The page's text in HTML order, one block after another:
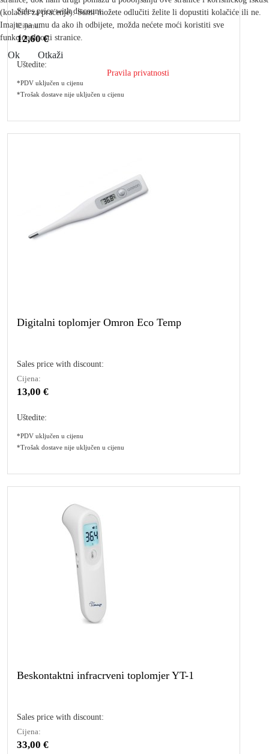
Sales price with discount:
Cijena:
12,60 €
Uštedite:
*PDV uključen u cijenu
*Trošak dostave nije uključen u cijenu
Digitalni toplomjer Omron Eco Temp
Sales price with discount:
Cijena:
13,00 €
Uštedite:
*PDV uključen u cijenu
*Trošak dostave nije uključen u cijenu
Beskontaktni infracrveni toplomjer YT-1
Sales price with discount:
Cijena:
33,00 €
(kolačići za praćenje). Sami možete odlučiti želite li dopustiti kolačiće ili ne.
Imajte na umu da ako ih odbijete, možda nećete moći koristiti sve
funkcionalnosti stranice.
Ok Otkaži
Pravila privatnosti